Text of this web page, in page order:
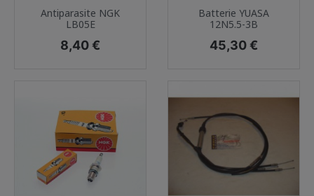
Antiparasite NGK
LB05E
Prix
8,40 €
Batterie YUASA
12N5.5-3B
Prix
45,30 €